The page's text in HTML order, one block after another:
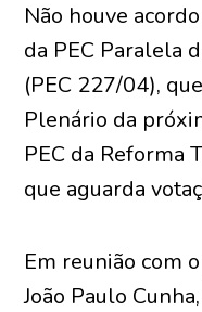
Não houve
da PEC Paralela
(PEC 227/04),
Plenário da
PEC da Reforma
que aguarda
Em reunião com
João Paulo